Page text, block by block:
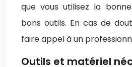
que vous utilisez la
bons outils. En cas de
faire appel à un
Outils et matériel